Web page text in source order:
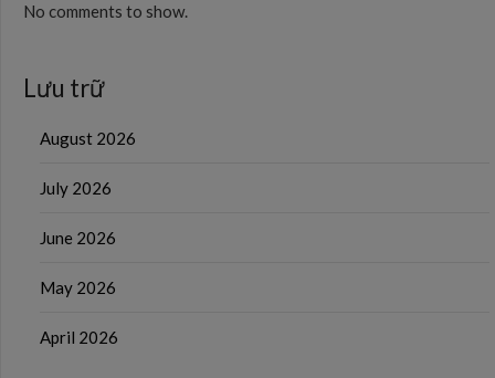
No comments to show.
Lưu trữ
August 2026
July 2026
June 2026
May 2026
April 2026